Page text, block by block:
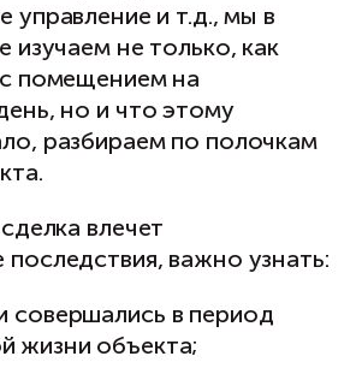
управление и т.д., мы в
изучаем не только, как
помещением на
но и что этому
разбираем по полочкам
влечет
важно узнать:
совершались в период
жизни объекта;